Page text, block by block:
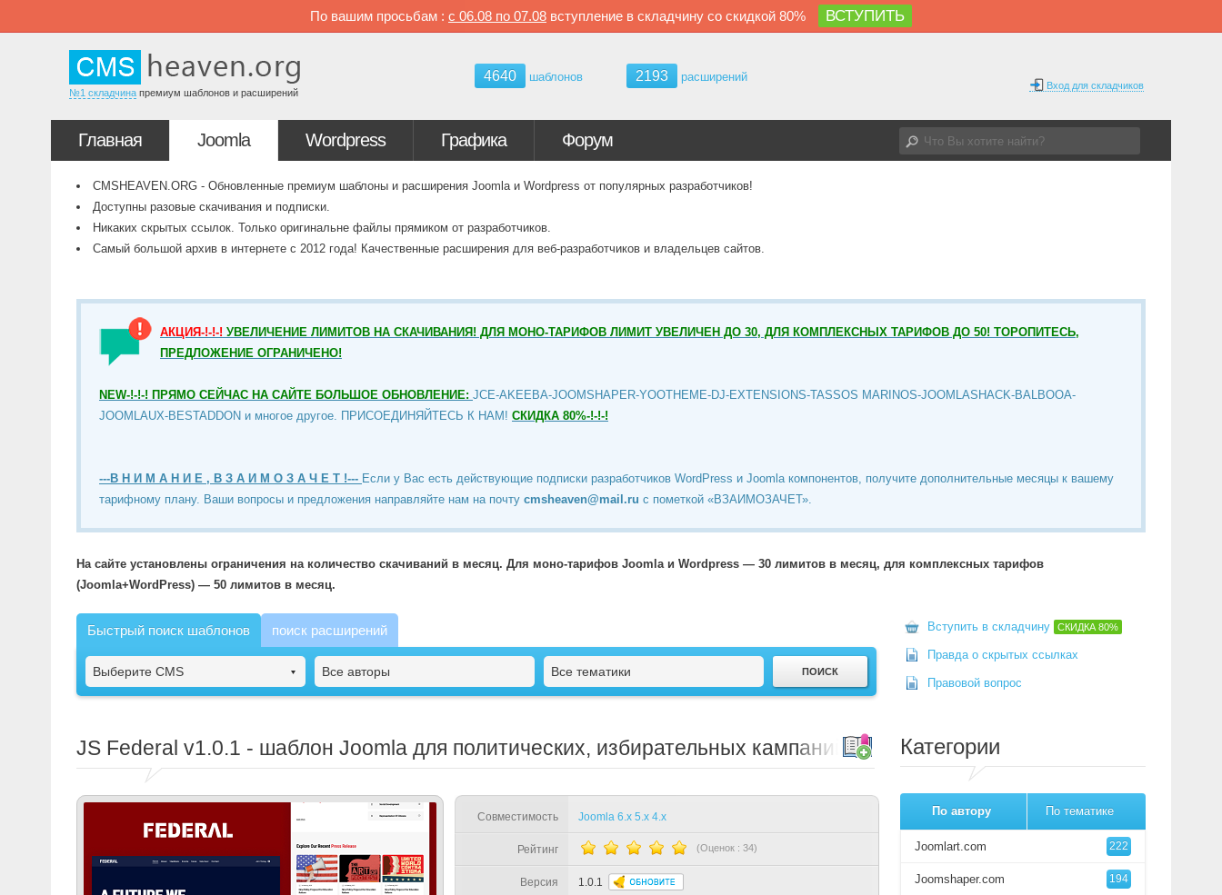
По вашим просьбам : с 06.08 по 07.08 вступление в складчину со скидкой 80% ВСТУПИТЬ
№1 складчина премиум шаблонов и расширений
4640 шаблонов 2193 расширений
Вход для складчиков
Главная Joomla Wordpress Графика Форум
CMSHEAVEN.ORG - Обновленные премиум шаблоны и расширения Joomla и Wordpress от популярных разработчиков!
Доступны разовые скачивания и подписки.
Никаких скрытых ссылок. Только оригинальне файлы прямиком от разработчиков.
Самый большой архив в интернете с 2012 года! Качественные расширения для веб-разработчиков и владельцев сайтов.
АКЦИЯ-!-!-! УВЕЛИЧЕНИЕ ЛИМИТОВ НА СКАЧИВАНИЯ! ДЛЯ МОНО-ТАРИФОВ ЛИМИТ УВЕЛИЧЕН ДО 30, ДЛЯ КОМПЛЕКСНЫХ ТАРИФОВ ДО 50! ТОРОПИТЕСЬ,
ПРЕДЛОЖЕНИЕ ОГРАНИЧЕНО!
NEW-!-!-! ПРЯМО СЕЙЧАС НА САЙТЕ БОЛЬШОЕ ОБНОВЛЕНИЕ: JCE-AKEEBA-JOOMSHAPER-YOOTHEME-DJ-EXTENSIONS-TASSOS MARINOS-JOOMLASHACK-BALBOOA-
JOOMLAUX-BESTADDON и многое другое. ПРИСОЕДИНЯЙТЕСЬ К НАМ! СКИДКА 80%-!-!-!
---В Н И М А Н И Е , В З А И М О З А Ч Е Т !--- Если у Вас есть действующие подписки разработчиков WordPress и Joomla компонентов, получите дополнительные месяцы к вашему
тарифному плану. Ваши вопросы и предложения направляйте нам на почту cmsheaven@mail.ru c пометкой «ВЗАИМОЗАЧЕТ».
На сайте установлены ограничения на количество скачиваний в месяц. Для моно-тарифов Joomla и Wordpress — 30 лимитов в месяц, для комплексных тарифов
(Joomla+WordPress) — 50 лимитов в месяц.
Быстрый поиск шаблонов поиск расширений
Выберите CMS Все авторы Все тематики
JS Federal v1.0.1 - шаблон Joomla для политических, избирательных кампаний
Совместимость Joomla 6.x 5.x 4.x
Рейтинг (Оценок : 34)
Версия 1.0.1
Вступить в складчину СКИДКА 80%
Правда о скрытых ссылках
Правовой вопрос
Категории
По автору По тематике
Joomlart.com 222
Joomshaper.com 194